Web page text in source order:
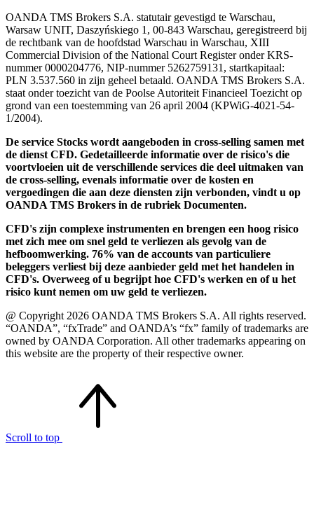
OANDA TMS Brokers S.A. statutair gevestigd te Warschau,
Warsaw UNIT, Daszyńskiego 1, 00-843 Warschau, geregistreerd bij
de rechtbank van de hoofdstad Warschau in Warschau, XIII
Commercial Division of the National Court Register onder KRS-
nummer 0000204776, NIP-nummer 5262759131, startkapitaal:
PLN 3.537.560 in zijn geheel betaald. OANDA TMS Brokers S.A.
staat onder toezicht van de Poolse Autoriteit Financieel Toezicht op
grond van een toestemming van 26 april 2004 (KPWiG-4021-54-
1/2004).
De service Stocks wordt aangeboden in cross-selling samen met
de dienst CFD. Gedetailleerde informatie over de risico's die
voortvloeien uit de verschillende services die deel uitmaken van
de cross-selling, evenals informatie over de kosten en
vergoedingen die aan deze diensten zijn verbonden, vindt u op
OANDA TMS Brokers in de rubriek Documenten.
CFD's zijn complexe instrumenten en brengen een hoog risico
met zich mee om snel geld te verliezen als gevolg van de
hefboomwerking. 76% van de accounts van particuliere
beleggers verliest bij deze aanbieder geld met het handelen in
CFD's. Overweeg of u begrijpt hoe CFD's werken en of u het
risico kunt nemen om uw geld te verliezen.
@ Copyright 2026 OANDA TMS Brokers S.A. All rights reserved.
“OANDA”, “fxTrade” and OANDA’s “fx” family of trademarks are
owned by OANDA Corporation. All other trademarks appearing on
this website are the property of their respective owner.
Scroll to top